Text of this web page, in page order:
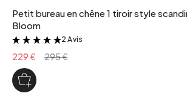
Petit bureau en chêne 1 tiroir style
Bloom
&
2 Avis
229 € 295 €